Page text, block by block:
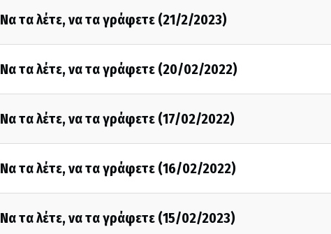
Να τα λέτε, να τα γράφετε (21/2/2023)
Να τα λέτε, να τα γράφετε (20/02/2022)
Να τα λέτε, να τα γράφετε (17/02/2022)
Να τα λέτε, να τα γράφετε (16/02/2022)
Να τα λέτε, να τα γράφετε (15/02/2023)